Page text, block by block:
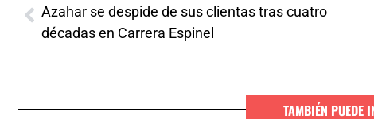
Azahar se despide de sus clientas tras cuatro
décadas en Carrera Espinel
TAMBIÉN PUEDE